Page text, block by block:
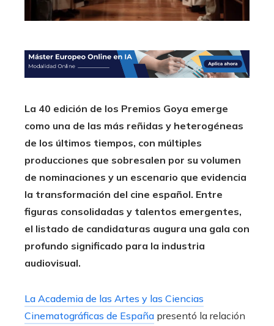
La 40 edición de los Premios Goya emerge
como una de las más reñidas y heterogéneas
de los últimos tiempos, con múltiples
producciones que sobresalen por su volumen
de nominaciones y un escenario que evidencia
la transformación del cine español. Entre
figuras consolidadas y talentos emergentes,
el listado de candidaturas augura una gala con
profundo significado para la industria
audiovisual.
La Academia de las Artes y las Ciencias
Cinematográficas de España presentó la relación